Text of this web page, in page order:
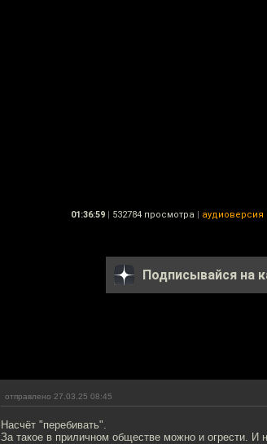
01:36:59 | 532784 просмотра | аудиоверсия
Подписывайся на
отправлено 27.03.25 08:45
Насчёт "перебивать".
За такое в приличном обществе можно и огрести. И